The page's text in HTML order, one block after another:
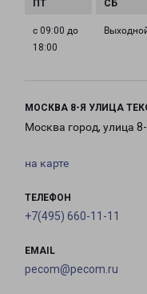
с 09:00 до
18:00
МОСКВА 8-Я УЛИЦА
Москва город, улица
на карте
ТЕЛЕФОН
+7(495) 660-11-11
EMAIL
pecom@pecom.ru